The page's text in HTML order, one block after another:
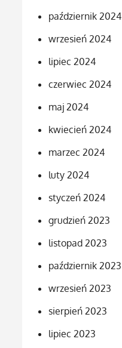
październik 2024
wrzesień 2024
lipiec 2024
czerwiec 2024
maj 2024
kwiecień 2024
marzec 2024
luty 2024
styczeń 2024
grudzień 2023
listopad 2023
październik 2023
wrzesień 2023
sierpień 2023
lipiec 2023